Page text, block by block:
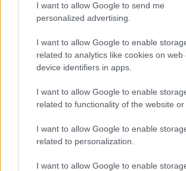
I want to allow Google to send me
personalized advertising.
I want to allow Google to enable
related to analytics like cookies on web
device identifiers in apps.
I want to allow Google to enable
related to functionality of the website or
I want to allow Google to enable
related to personalization.
I want to allow Google to enable
DE GEA: CARRICK
MUNKÁT VÉGEZ
ÜZENETE AZ ARSENAL
MECCS ELŐTT